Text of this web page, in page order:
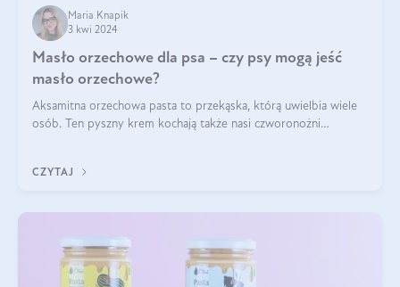
Maria Knapik
3 kwi 2024
Masło orzechowe dla psa – czy psy mogą jeść
masło orzechowe?
Aksamitna orzechowa pasta to przekąska, którą uwielbia wiele
osób. Ten pyszny krem kochają także nasi czworonożni
CZYTAJ